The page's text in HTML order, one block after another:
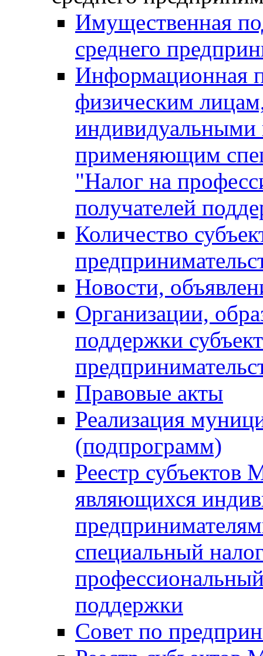
Имущественная
среднего
Информационная
физическим
индивидуальными
применяющим
"Налог на
получателей
Количество
Новости,
Организации,
поддержки
Правовые акты
Реализация
(подпрограмм)
Реестр
являющихся
специальный
поддержки
Совет по